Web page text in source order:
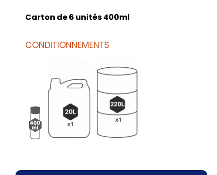
Carton de 6 unités 400ml
CONDITIONNEMENTS